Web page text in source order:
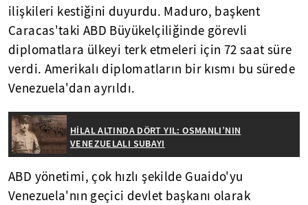
ilişkileri kestiğini duyurdu. Maduro, başkent
Caracas'taki ABD Büyükelçiliğinde görevli
diplomatlara ülkeyi terk etmeleri için 72 saat süre
verdi. Amerikalı diplomatların bir kısmı bu sürede
Venezuela'dan ayrıldı.
HİLAL ALTINDA DÖRT YIL: OSMANLI’NIN
VENEZUELALI SUBAYI
ABD yönetimi, çok hızlı şekilde Guaido'yu
Venezuela'nın geçici devlet başkanı olarak